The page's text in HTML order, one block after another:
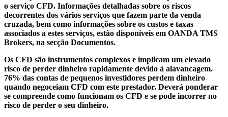
o serviço CFD. Informações detalhadas sobre os riscos
decorrentes dos vários serviços que fazem parte da venda
cruzada, bem como informações sobre os custos e taxas
associados a estes serviços, estão disponíveis em OANDA TMS
Brokers, na secção Documentos.
Os CFD são instrumentos complexos e implicam um elevado
risco de perder dinheiro rapidamente devido à alavancagem.
76% das contas de pequenos investidores perdem dinheiro
quando negoceiam CFD com este prestador. Deverá ponderar
se compreende como funcionam os CFD e se pode incorrer no
risco de perder o seu dinheiro.